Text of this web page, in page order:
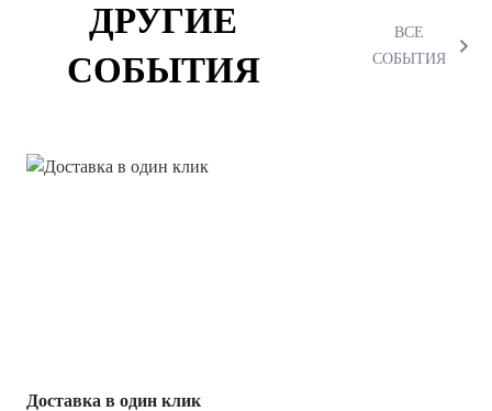
ДРУГИЕ
СОБЫТИЯ
ВСЕ
СОБЫТИЯ
Доставка в один клик